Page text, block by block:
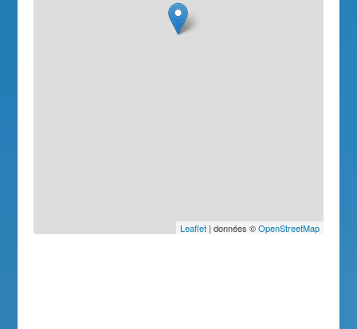
Leaflet| données ©OpenStreetMap